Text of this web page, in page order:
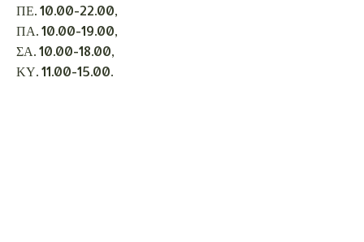
ΠΕ. 10.00-22.00,
ΠΑ. 10.00-19.00,
ΣΑ. 10.00-18.00,
ΚΥ. 11.00-15.00.